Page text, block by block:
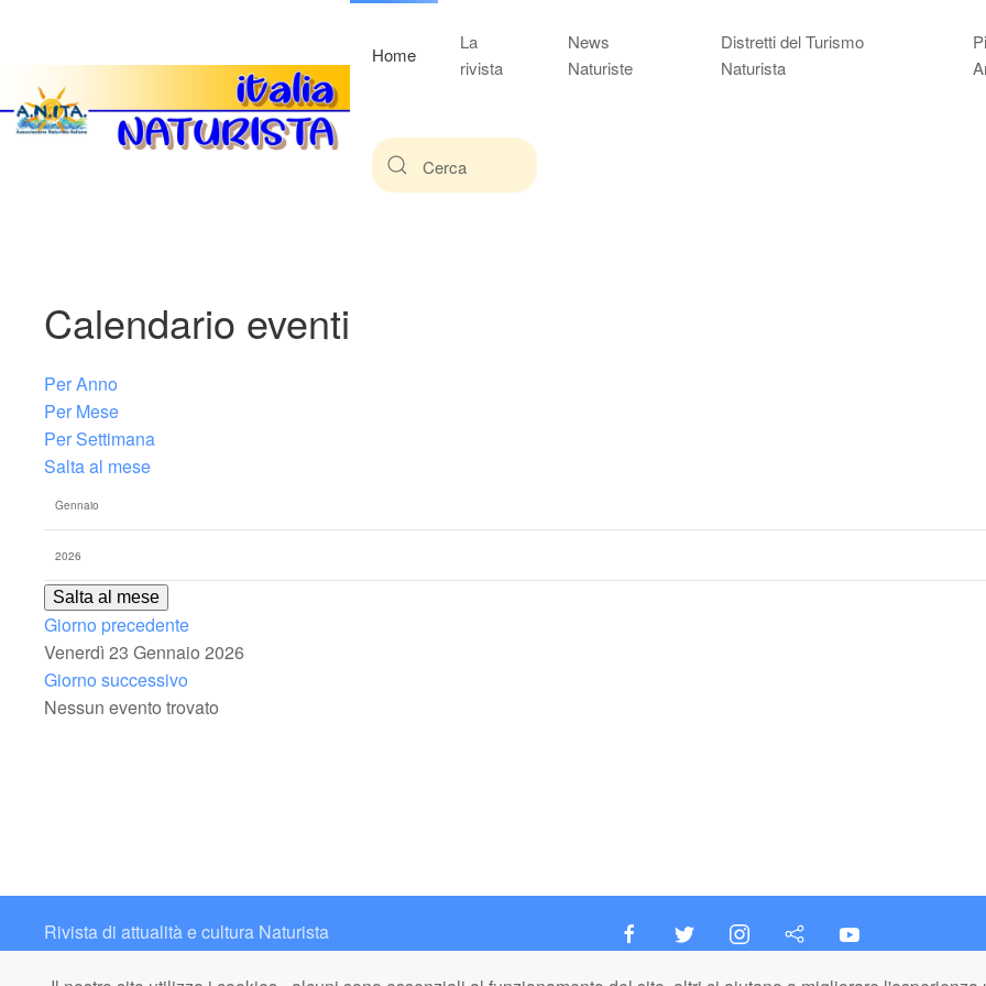
Home
La
rivista
News
Naturiste
Distretti del Turismo
Naturista
Calendario eventi
Per Anno
Per Mese
Per Settimana
Salta al mese
Salta al mese
Giorno precedente
Venerdì 23 Gennaio 2026
Giorno successivo
Nessun evento trovato
Rivista di attualità e cultura Naturista
Contatto: redazione@italianaturista.it